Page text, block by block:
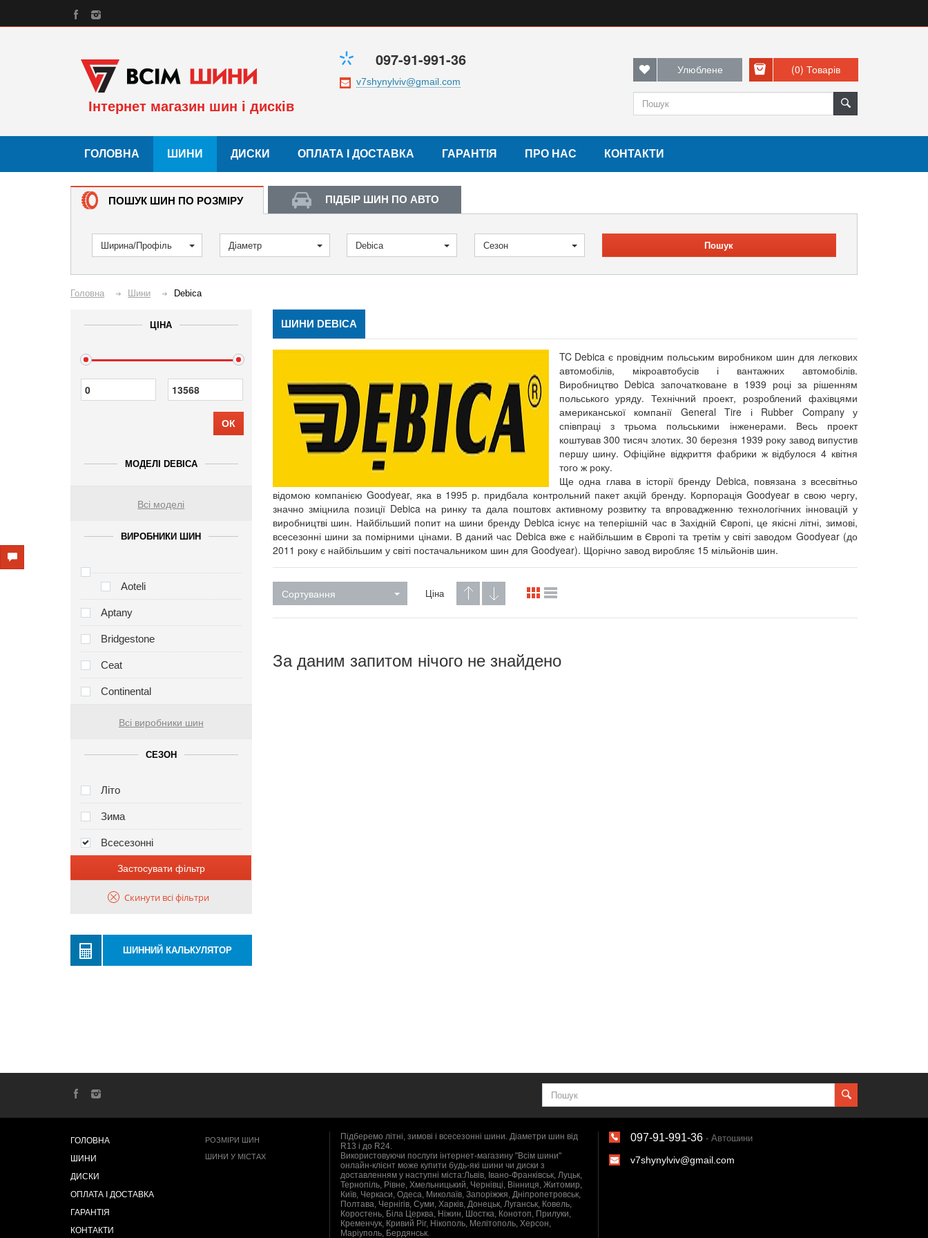
Інтернет магазин шин і дисків
097-91-991-36 Улюблене (0) Товарів
ГОЛОВНА ШИНИ ДИСКИ ОПЛАТА І ДОСТАВКА ГАРАНТІЯ ПРО НАС КОНТАКТИ
ПОШУК ШИН ПО РОЗМІРУ ПІДБІР ШИН ПО АВТО
Ширина/Профіль Діаметр Debica Сезон Пошук
Головна Шини Debica
ЦІНА
ОК
МОДЕЛІ DEBICA
Всі моделі
ВИРОБНИКИ ШИН
Aoteli
Aptany
Bridgestone
Ceat
Continental
Всі виробники шин
СЕЗОН
Літо
Зима
Всесезонні
Застосувати фільтр
Скинути всі фільтри
ШИННИЙ КАЛЬКУЛЯТОР
ШИНИ DEBICA
TC Debica є провідним польським виробником шин для легкових
автомобілів, мікроавтобусів і вантажних автомобілів.
Виробництво Debica започатковане в 1939 році за рішенням
польського уряду. Технічний проект, розроблений фахівцями
американської компанії General Tire і Rubber Company у
співпраці з трьома польськими інженерами. Весь проект
коштував 300 тисяч злотих. 30 березня 1939 року завод випустив
першу шину. Офіційне відкриття фабрики ж відбулося 4 квітня
того ж року.
Ще одна глава в історії бренду Debica, повязана з всесвітньо
відомою компанією Goodyear, яка в 1995 р. придбала контрольний пакет акцій бренду. Корпорація Goodyear в свою чергу,
значно зміцнила позиції Debica на ринку та дала поштовх активному розвитку та впровадженню технологічних інновацій у
виробництві шин. Найбільший попит на шини бренду Debica існує на теперішній час в Західній Європі, це якісні літні, зимові,
всесезонні шини за помірними цінами. В даний час Debica вже є найбільшим в Європі та третім у світі заводом Goodyear (до
2011 року є найбільшим у світі постачальником шин для Goodyear). Щорічно завод виробляє 15 мільйонів шин.
Сортування Ціна
За даним запитом нічого не знайдено
ГОЛОВНА
ШИНИ
ДИСКИ
ОПЛАТА І ДОСТАВКА
ГАРАНТІЯ
КОНТАКТИ
РОЗМІРИ ШИН
ШИНИ У МІСТАХ
Підберемо літні, зимові і всесезонні шини. Діаметри шин від
R13 і до R24.
Використовуючи послуги інтернет-магазину "Всім шини"
онлайн-клієнт може купити будь-які шини чи диски з
доставленням у наступні міста:Львів, Івано-Франківськ, Луцьк,
Тернопіль, Рівне, Хмельницький, Чернівці, Вінниця, Житомир,
Київ, Черкаси, Одеса, Миколаїв, Запоріжжя, Дніпропетровськ,
Полтава, Чернігів, Суми, Харків, Донецьк, Луганськ, Ковель,
Коростень, Біла Церква, Ніжин, Шостка, Конотоп, Прилуки,
Кременчук, Кривий Ріг, Нікополь, Мелітополь, Херсон,
Маріуполь, Бердянськ.
097-91-991-36 - Автошини